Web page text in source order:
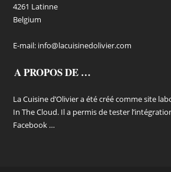
4261 Latinne
Belgium
E-mail: info@lacuisinedolivier.com
A PROPOS DE …
La Cuisine d’Olivier a été créé comme site
In The Cloud. Il a permis de tester
Facebook …